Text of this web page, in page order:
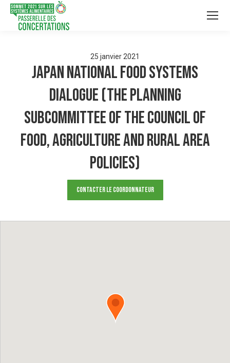
25 janvier 2021
Japan National Food Systems
Dialogue (The Planning
Subcommittee of The Council of
Food, Agriculture and Rural Area
Policies)
Contacter le Coordonnateur